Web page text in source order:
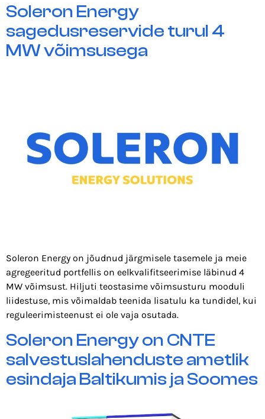
Soleron Energy
sagedusreservide turul 4
MW võimsusega
Soleron Energy on jõudnud järgmisele tasemele ja meie
agregeeritud portfellis on eelkvalifitseerimise läbinud 4
MW võimsust. Hiljuti teostasime võimsusturu mooduli
liidestuse, mis võimaldab teenida lisatulu ka tundidel, kui
reguleerimisteenust ei ole vaja osutada.
Soleron Energy on CNTE
salvestuslahenduste ametlik
esindaja Baltikumis ja Soomes